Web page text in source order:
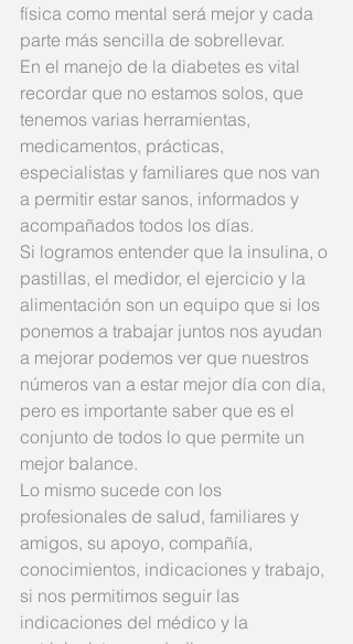
física como mental será mejor y cada
parte más sencilla de sobrellevar.
En el manejo de la diabetes es vital
recordar que no estamos solos, que
tenemos varias herramientas,
medicamentos, prácticas,
especialistas y familiares que nos van
a permitir estar sanos, informados y
acompañados todos los días.
Si logramos entender que la insulina, o
pastillas, el medidor, el ejercicio y la
alimentación son un equipo que si los
ponemos a trabajar juntos nos ayudan
a mejorar podemos ver que nuestros
números van a estar mejor día con día,
pero es importante saber que es el
conjunto de todos lo que permite un
mejor balance.
Lo mismo sucede con los
profesionales de salud, familiares y
amigos, su apoyo, compañía,
conocimientos, indicaciones y trabajo,
si nos permitimos seguir las
indicaciones del médico y la